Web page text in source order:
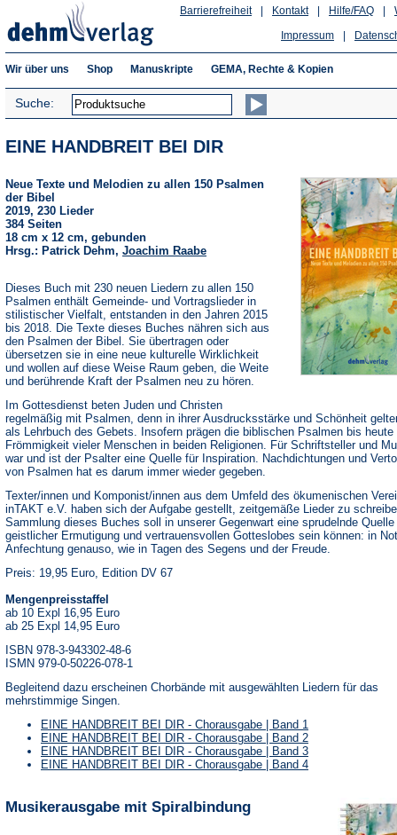
Hilfe/FAQ
Kontakt
Barrierefreiheit
Impressum
Wir über uns Shop Manuskripte GEMA, Rechte & Kopien
Suche:
EINE HANDBREIT BEI DIR
Neue Texte und Melodien zu allen 150 Psalmen
der Bibel
2019, 230 Lieder
384 Seiten
18 cm x 12 cm, gebunden
Hrsg.: Patrick Dehm, Joachim Raabe
Dieses Buch mit 230 neuen Liedern zu allen 150
Psalmen enthält Gemeinde- und Vortragslieder in
stilistischer Vielfalt, entstanden in den Jahren 2015
bis 2018. Die Texte dieses Buches nähren sich aus
den Psalmen der Bibel. Sie übertragen oder
übersetzen sie in eine neue kulturelle Wirklichkeit
und wollen auf diese Weise Raum geben, die Weite
und berührende Kraft der Psalmen neu zu hören.
Im Gottesdienst beten Juden und Christen
regelmäßig mit Psalmen, denn in ihrer Ausdrucksstärke und Schönheit
als Lehrbuch des Gebets. Insofern prägen die biblischen Psalmen bis heute
Frömmigkeit vieler Menschen in beiden Religionen. Für Schriftsteller und
war und ist der Psalter eine Quelle für Inspiration. Nachdichtungen und
von Psalmen hat es darum immer wieder gegeben.
Texter/innen und Komponist/innen aus dem Umfeld des ökumenischen
inTAKT e.V. haben sich der Aufgabe gestellt, zeitgemäße Lieder zu
Sammlung dieses Buches soll in unserer Gegenwart eine sprudelnde Quelle
geistlicher Ermutigung und vertrauensvollen Gotteslobes sein können: in
Anfechtung genauso, wie in Tagen des Segens und der Freude.
Preis: 19,95 Euro, Edition DV 67
Mengenpreisstaffel
ab 10 Expl 16,95 Euro
ab 25 Expl 14,95 Euro
ISBN 978-3-943302-48-6
ISMN 979-0-50226-078-1
Begleitend dazu erscheinen Chorbände mit ausgewählten Liedern für das
mehrstimmige Singen.
EINE HANDBREIT BEI DIR - Chorausgabe | Band 1
EINE HANDBREIT BEI DIR - Chorausgabe | Band 2
EINE HANDBREIT BEI DIR - Chorausgabe | Band 3
EINE HANDBREIT BEI DIR - Chorausgabe | Band 4
Musikerausgabe mit Spiralbindung